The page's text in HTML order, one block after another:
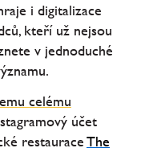
i digitalizace
kteří už nejsou
v jednoduché
celému
účet
restauraceThe